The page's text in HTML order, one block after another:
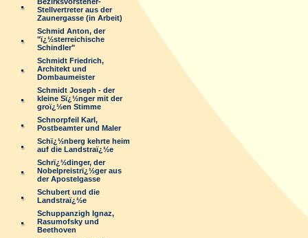
Stellvertreter aus der
Zaunergasse (in Arbeit)
Schmid Anton, der
"ï¿½sterreichische
Schindler"
Schmidt Friedrich,
Architekt und
Dombaumeister
Schmidt Joseph - der
kleine Sï¿½nger mit der
groï¿½en Stimme
Schnorpfeil Karl,
Postbeamter und Maler
Schï¿½nberg kehrte heim
auf die Landstraï¿½e
Schrï¿½dinger, der
Nobelpreistrï¿½ger aus
der Apostelgasse
Schubert und die
Landstraï¿½e
Schuppanzigh Ignaz,
Rasumofsky und
Beethoven